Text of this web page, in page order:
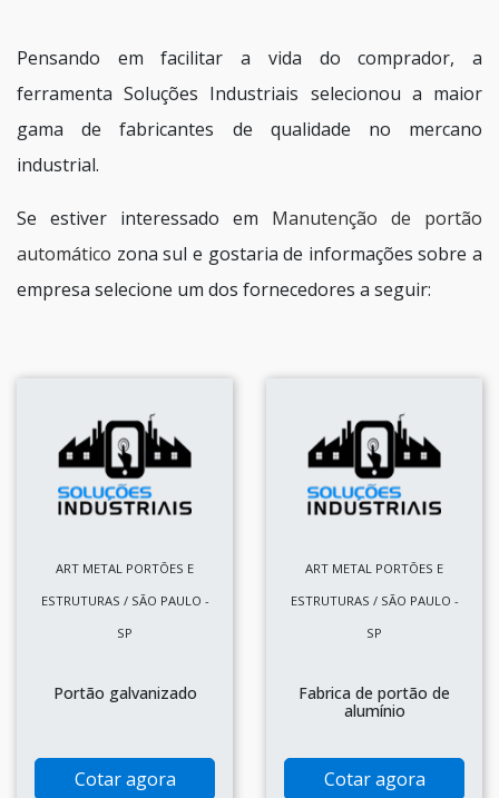
Pensando em facilitar a vida do comprador, a
ferramenta Soluções Industriais selecionou a maior
gama de fabricantes de qualidade no mercano
industrial.
Se estiver interessado em Manutenção de portão
automático zona sul e gostaria de informações sobre a
empresa selecione um dos fornecedores a seguir:
ART METAL PORTÕES E
ESTRUTURAS / SÃO PAULO -
SP
Portão galvanizado
Cotar agora
ART METAL PORTÕES E
ESTRUTURAS / SÃO PAULO -
SP
Fabrica de portão de
alumínio
Cotar agora